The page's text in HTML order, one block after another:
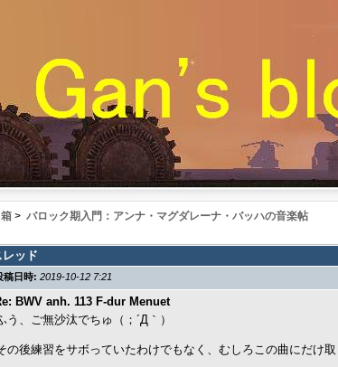
> バロック期入門：アンナ・マグダレーナ・バッハの音楽帖
レッド
稿日時: 2019-10-12 7:21
BWV anh. 113 F-dur Menuet
う、ご無沙汰でちゅ（；´Д｀）
の後練習をサボっていたわけでもなく、むしろこの曲にだけ取